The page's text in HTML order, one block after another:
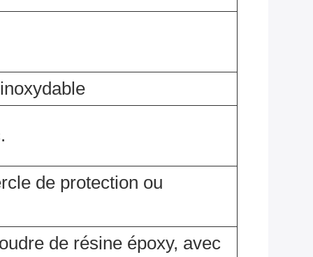
de protection ou
de résine époxy, avec